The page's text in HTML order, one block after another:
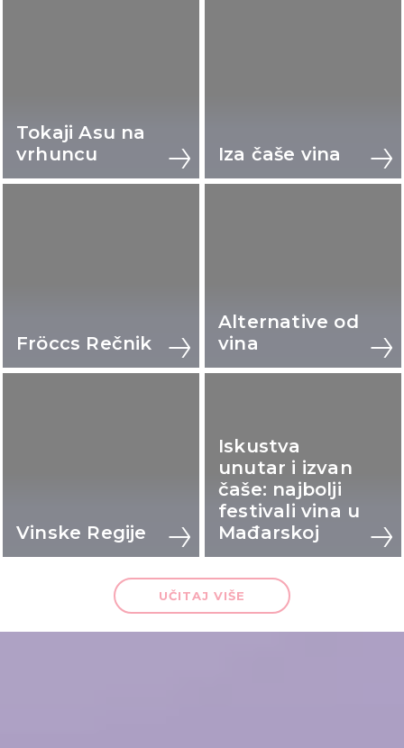
Tokaji Asu na
vrhuncu
Iza čaše vina
Fröccs Rečnik
Alternative od
vina
Vinske Regije
Iskustva
unutar i izvan
čaše: najbolji
festivali vina u
Mađarskoj
UČITAJ VIŠE